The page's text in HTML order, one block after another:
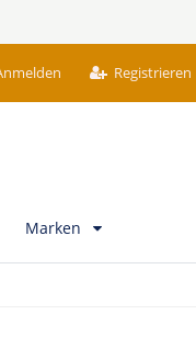
Registrieren
Marken